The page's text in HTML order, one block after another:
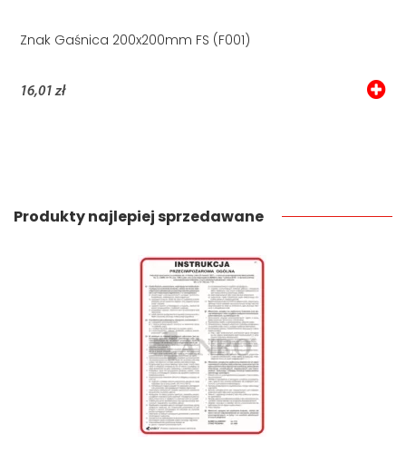
Znak Gaśnica 200x200mm FS (F001)
16,01 zł
Produkty najlepiej sprzedawane